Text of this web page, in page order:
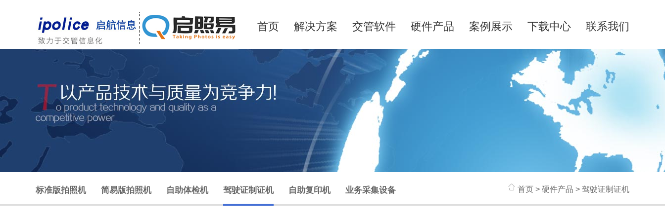
首页 解决方案 交管软件 硬件产品 案例展示 下载中心 联系我们
标准版拍照机 简易版拍照机 自助体检机 驾驶证制证机 自助复印机 业务采集设备 首页 > 硬件产品 > 驾驶证制证机